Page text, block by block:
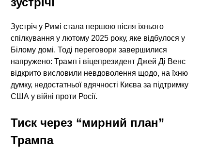
Зустріч у Римі стала першою після їхнього
спілкування у лютому 2025 року, яке відбулося у
Білому домі. Тоді переговори завершилися
напружено: Трамп і віцепрезидент Джей Ді Венс
відкрито висловили невдоволення щодо, на їхню
думку, недостатньої вдячності Києва за підтримку
США у війні проти Росії.
Тиск через “мирний план”
Трампа